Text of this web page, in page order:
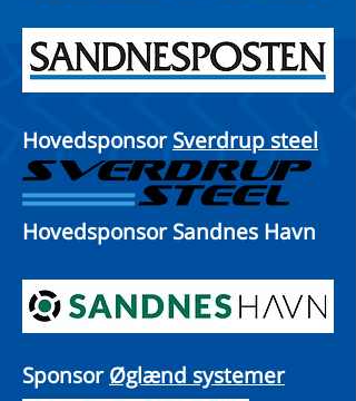
HovedsponsorSverdrup steel
Hovedsponsor Sandnes Havn
SponsorØglænd systemer